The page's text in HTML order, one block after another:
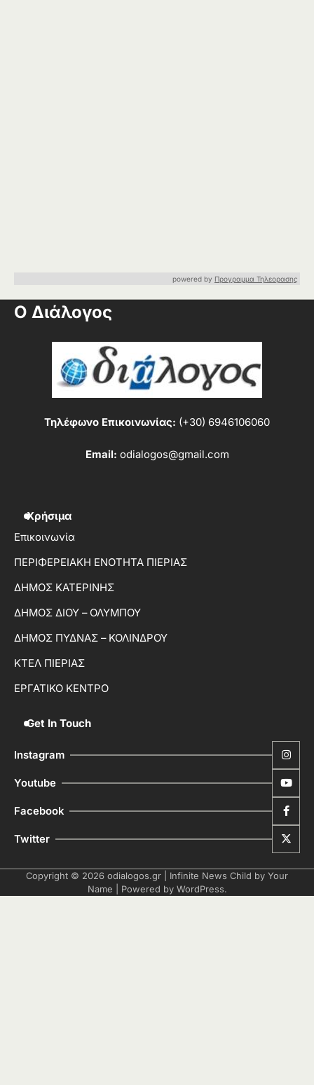
powered by Προγραμμα Τηλεορασης
Ο Διάλογος
Τηλέφωνο Επικοινωνίας: (+30) 6946106060
Email: odialogos@gmail.com
Χρήσιμα
Επικοινωνία
ΠΕΡΙΦΕΡΕΙΑΚΗ ΕΝΟΤΗΤΑ ΠΙΕΡΙΑΣ
ΔΗΜΟΣ ΚΑΤΕΡΙΝΗΣ
ΔΗΜΟΣ ΔΙΟΥ – ΟΛΥΜΠΟΥ
ΔΗΜΟΣ ΠΥΔΝΑΣ – ΚΟΛΙΝΔΡΟΥ
ΚΤΕΛ ΠΙΕΡΙΑΣ
ΕΡΓΑΤΙΚΟ ΚΕΝΤΡΟ
Get In Touch
Instagram
Youtube
Facebook
Twitter
Copyright © 2026 odialogos.gr | Infinite News Child by Your
Name | Powered by WordPress.